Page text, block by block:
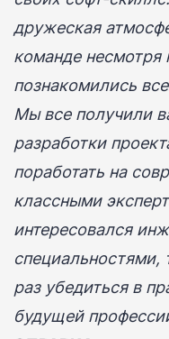
дружеская
команде несмотря
познакомились
Мы все получили
разработки
поработать на
классными
интересовался
специальностями,
раз убедиться в
будущей